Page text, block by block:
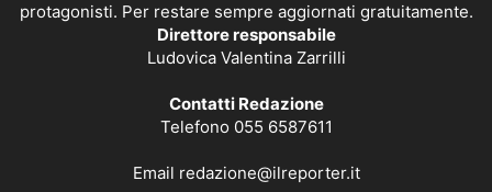
protagonisti. Per restare sempre aggiornati gratuitamente.
Direttore responsabile
Ludovica Valentina Zarrilli
Contatti Redazione
Telefono 055 6587611
Email redazione@ilreporter.it